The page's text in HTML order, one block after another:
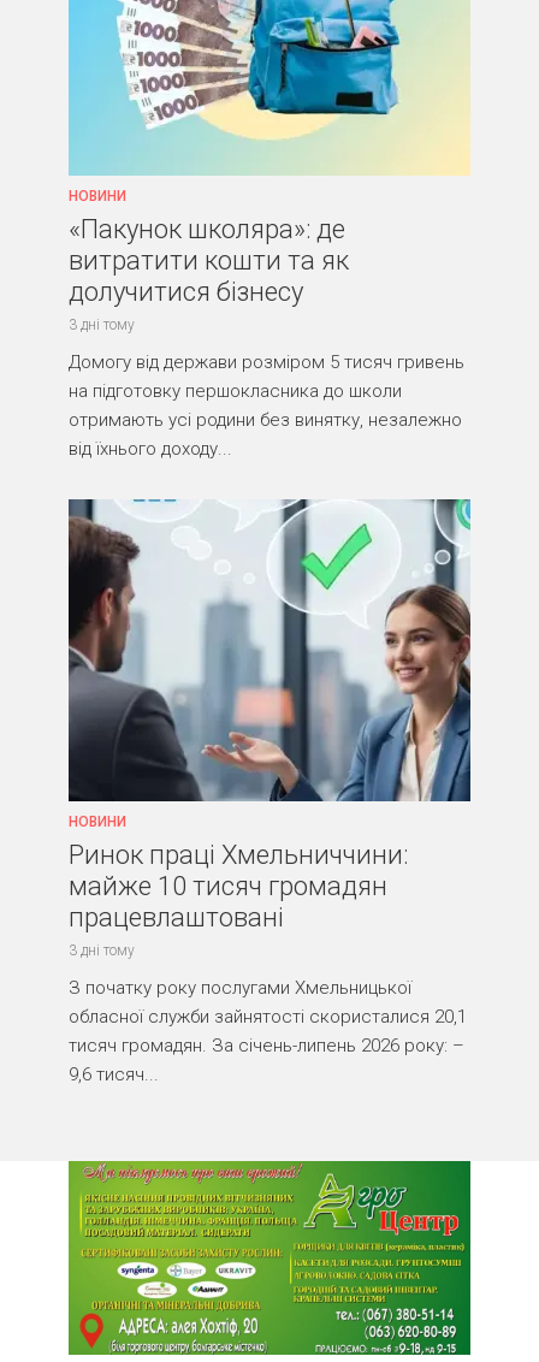
НОВИНИ
«Пакунок школяра»: де
витратити кошти та як
долучитися бізнесу
3 дні тому
Домогу від держави розміром 5 тисяч гривень
на підготовку першокласника до школи
отримають усі родини без винятку, незалежно
від їхнього доходу...
НОВИНИ
Ринок праці Хмельниччини:
майже 10 тисяч громадян
працевлаштовані
3 дні тому
З початку року послугами Хмельницької
обласної служби зайнятості скористалися 20,1
тисяч громадян. За січень-липень 2026 року: –
9,6 тисяч...